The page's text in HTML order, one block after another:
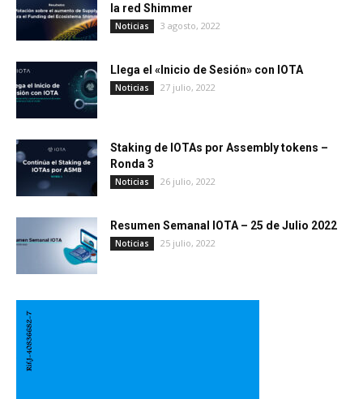
la red Shimmer
Noticias 3 agosto, 2022
Llega el «Inicio de Sesión» con IOTA
Noticias 27 julio, 2022
Staking de IOTAs por Assembly tokens –
Ronda 3
Noticias 26 julio, 2022
Resumen Semanal IOTA – 25 de Julio 2022
Noticias 25 julio, 2022